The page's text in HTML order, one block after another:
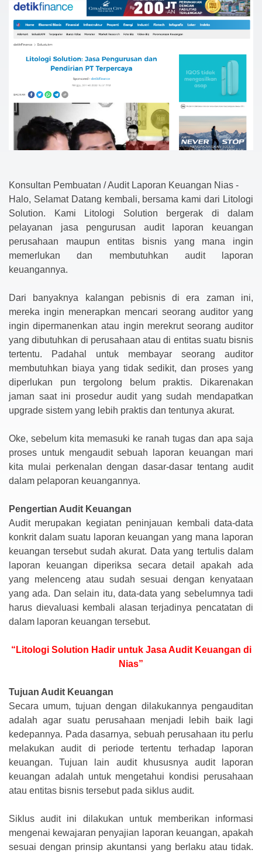
Konsultan Pembuatan / Audit Laporan Keuangan Nias -
Halo, Selamat Datang kembali, bersama kami dari Litologi
Solution. Kami Litologi Solution bergerak di dalam
pelayanan jasa pengurusan audit laporan keuangan
perusahaan maupun entitas bisnis yang mana ingin
memerlukan dan membutuhkan audit laporan
keuangannya.
Dari banyaknya kalangan pebisnis di era zaman ini,
mereka ingin menerapkan mencari seorang auditor yang
ingin dipermanenkan atau ingin merekrut seorang auditor
yang dibutuhkan di perusahaan atau di entitas suatu bisnis
tertentu. Padahal untuk membayar seorang auditor
membutuhkan biaya yang tidak sedikit, dan proses yang
diperlukan pun tergolong belum praktis. Dikarenakan
jaman saat ini prosedur audit yang sudah mendapatkan
upgrade sistem yang lebih praktis dan tentunya akurat.
Oke, sebelum kita memasuki ke ranah tugas dan apa saja
proses untuk mengaudit sebuah laporan keuangan mari
kita mulai perkenalan dengan dasar-dasar tentang audit
dalam pelaporan keuangannya.
Pengertian Audit Keuangan
Audit merupakan kegiatan peninjauan kembali data-data
konkrit dalam suatu laporan keuangan yang mana laporan
keuangan tersebut sudah akurat. Data yang tertulis dalam
laporan keuangan diperiksa secara detail apakah ada
yang melenceng atau sudah sesuai dengan kenyataan
yang ada. Dan selain itu, data-data yang sebelumnya tadi
harus dievaluasi kembali alasan terjadinya pencatatan di
dalam laporan keuangan tersebut.
“Litologi Solution Hadir untuk Jasa Audit Keuangan di
Nias”
Tujuan Audit Keuangan
Secara umum, tujuan dengan dilakukannya pengauditan
adalah agar suatu perusahaan menjadi lebih baik lagi
kedepannya. Pada dasarnya, sebuah perusahaan itu perlu
melakukan audit di periode tertentu terhadap laporan
keuangan. Tujuan lain audit khususnya audit laporan
keuangan adalah untuk mengetahui kondisi perusahaan
atau entitas bisnis tersebut pada siklus audit.
Siklus audit ini dilakukan untuk memberikan informasi
mengenai kewajaran penyajian laporan keuangan, apakah
sesuai dengan prinsip akuntansi yang berlaku atau tidak.